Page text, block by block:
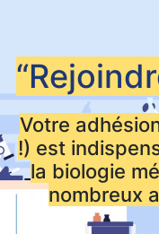
Votre
!) est
la biologie
nombreux